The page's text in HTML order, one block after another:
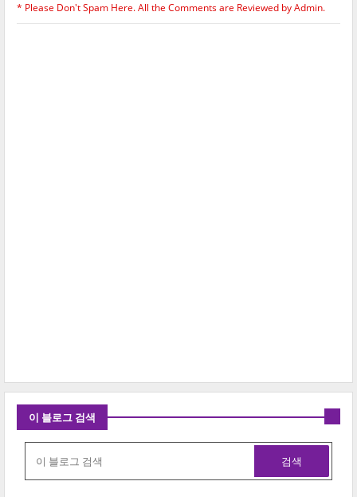
* Please Don't Spam Here. All the Comments are Reviewed by Admin.
이 블로그 검색